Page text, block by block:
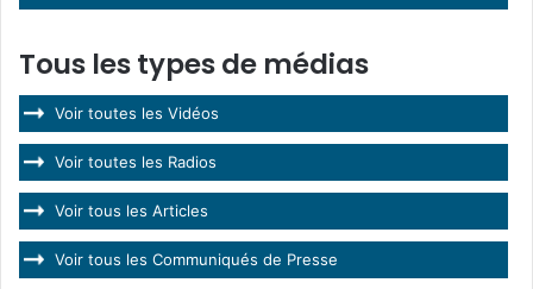
Tous les types de médias
Voir toutes les Vidéos
Voir toutes les Radios
Voir tous les Articles
Voir tous les Communiqués de Presse